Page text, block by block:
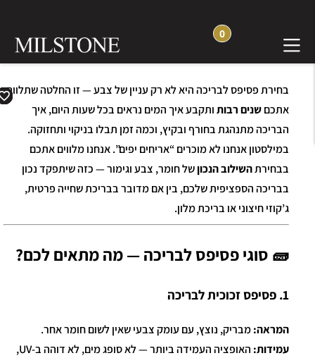
0
בחירת פסיפס לבריכה היא לא רק עניין של צבע — זו החלטה שתלווה
אתכםשנים רבותותקבע איך המים נראים בכל שעות היום, איך
הבריכה מתנהגת בחורף ובקיץ, וכמה זמן תבלו בניקוי ותחזוקה.
במילסטון אנחנו לא מוכרים “אריחים יפים”. אנחנו מלווים אתכם
בבחירתהשילוב הנכוןשל חומר, צבע וגימור — כזה שיתפקד נכון
בבריכה הספציפית שלכם, בין אם מדובר בבריכת שחייה פרטית,
ג’קוזי חיצוני או בריכת מלון.
🧱 סוגי פסיפס לבריכה — מה מתאים לכם?
1. פסיפס זכוכית לבריכה
המראה:מבריק, נוצץ, עם עומק צבעי שאין לשום חומר אחר.
עמידות:
האופציה העמידה ביותר — לא סופג מים, לא דוהה ב-UV,